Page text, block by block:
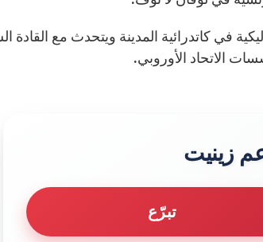
في كاتدرائية المدينة ويتحدث مع
الاتحاد الأوروبي.
زينيت
تبرّع